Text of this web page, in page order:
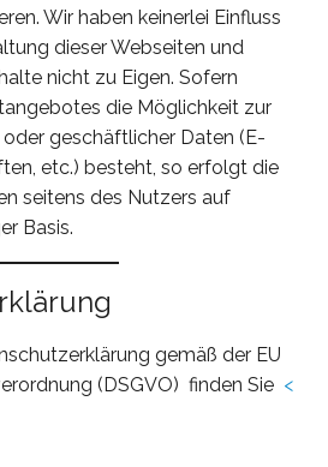
Wir haben keinerlei Einfluss
dieser Webseiten und
nicht zu Eigen. Sofern
die Möglichkeit zur
geschäftlicher Daten (E-
etc.) besteht, so erfolgt die
seitens des Nutzers auf
Basis.
gemäß der EU
(DSGVO) finden Sie <